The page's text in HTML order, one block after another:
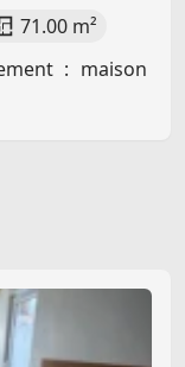
71.00 m²
: maison